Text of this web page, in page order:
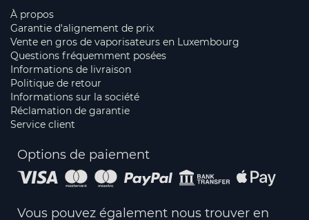
À propos
Garantie d'alignement de prix
Vente en gros de vaporisateurs en Luxembourg
Questions fréquemment posées
Informations de livraison
Politique de retour
Informations sur la société
Réclamation de garantie
Service client
Options de paiement
Vous pouvez également nous trouver en